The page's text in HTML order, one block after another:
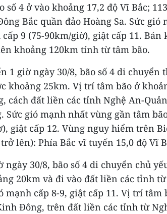
số 4 ở vào khoảng 17,2 độ Vĩ Bắc;
Bắc quần đảo Hoàng Sa. Sức
9 (75-90km/giờ), giật cấp 11.
khoảng 120km tính từ tâm bão.
1 giờ ngày 30/8, bão số 4 di chuyển
khoảng 25km. Vị trí tâm bão ở
cách đất liền các tỉnh Nghệ An-
Sức gió mạnh nhất vùng gần tâm
giật cấp 12. Vùng nguy hiểm trên
lên): Phía Bắc vĩ tuyến 15,0 độ Vĩ
ngày 30/8, bão số 4 di chuyển chủ
20km và đi vào đất liền các tỉnh
mạnh cấp 8-9, giật cấp 11. Vị trí tâm
Đông, trên đất liền các tỉnh từ